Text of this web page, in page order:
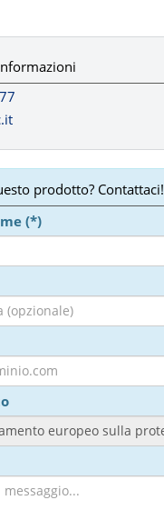
prodotto? Contattaci!
(*)